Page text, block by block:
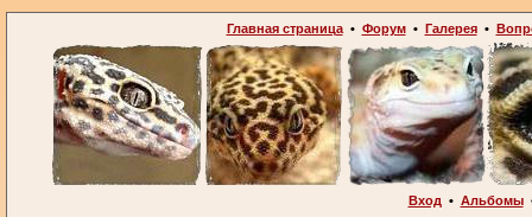
Главная страница• Форум• Галерея•
Вход • Альбомы